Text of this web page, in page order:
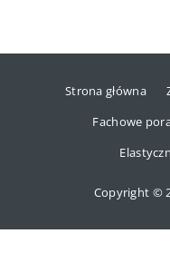
Strona główna
Fachowe
Copyright ©